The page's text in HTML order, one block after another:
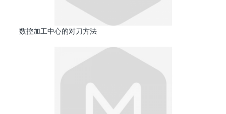
数控加工中心的对刀方法